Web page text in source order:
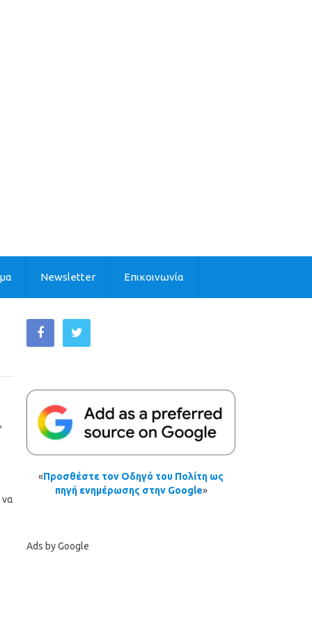
Newsletter Επικοινωνία
να
«Προσθέστε τον Οδηγό του Πολίτη ως
πηγή ενημέρωσης στην Google»
Ads by Google